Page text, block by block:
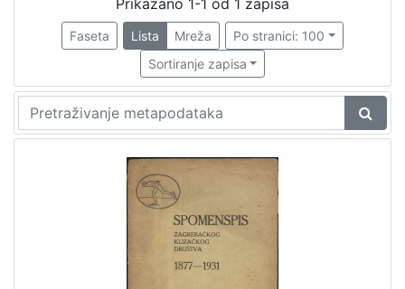
cjelina
Sport
Faseta Lista Mreža
Po stranici: 100
Sortiranje zapisa